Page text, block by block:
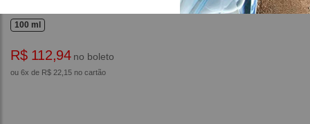
100 ml
R$ 112,94no boleto
ou 6x de R$ 22,15 no cartão